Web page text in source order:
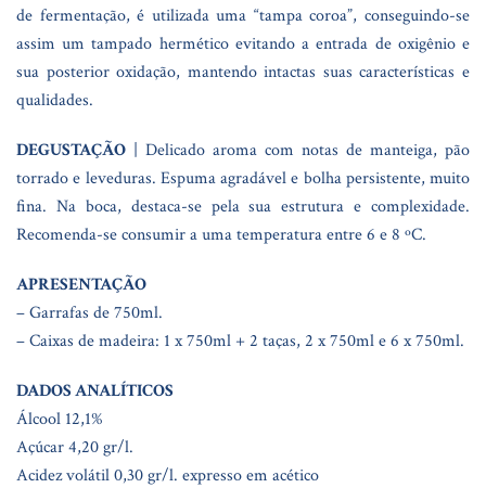
de fermentação, é utilizada uma “tampa coroa”, conseguindo-se
assim um tampado hermético evitando a entrada de oxigênio e
sua posterior oxidação, mantendo intactas suas características e
qualidades.
DEGUSTAÇÃO | Delicado aroma com notas de manteiga, pão
torrado e leveduras. Espuma agradável e bolha persistente, muito
fina. Na boca, destaca-se pela sua estrutura e complexidade.
Recomenda-se consumir a uma temperatura entre 6 e 8 ºC.
APRESENTAÇÃO
– Garrafas de 750ml.
– Caixas de madeira: 1 x 750ml + 2 taças, 2 x 750ml e 6 x 750ml.
DADOS ANALÍTICOS
Álcool 12,1%
Açúcar 4,20 gr/l.
Acidez volátil 0,30 gr/l. expresso em acético